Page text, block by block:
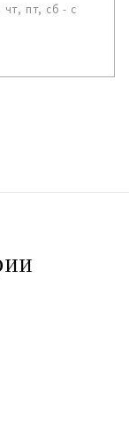
чт, пт, сб - с